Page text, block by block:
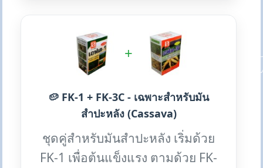
+
🥔 FK-1 + FK-3C - เฉพาะสำหรับมัน
สำปะหลัง (Cassava)
ชุดคู่สำหรับมันสำปะหลัง เริ่มด้วย
FK-1 เพื่อต้นแข็งแรง ตามด้วย FK-